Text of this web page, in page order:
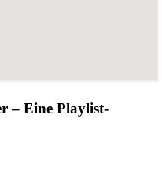
– Eine Playlist-